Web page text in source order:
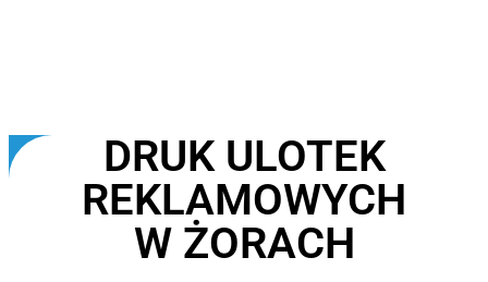
DRUK ULOTEK
REKLAMOWYCH
W ŻORACH